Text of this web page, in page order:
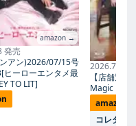
amazon →
発売
アン)2026/07/15号
ヒーローエンタメ最
TO LIT]
2026.7.27
【店舗別
Magic
amazon
コレタメ